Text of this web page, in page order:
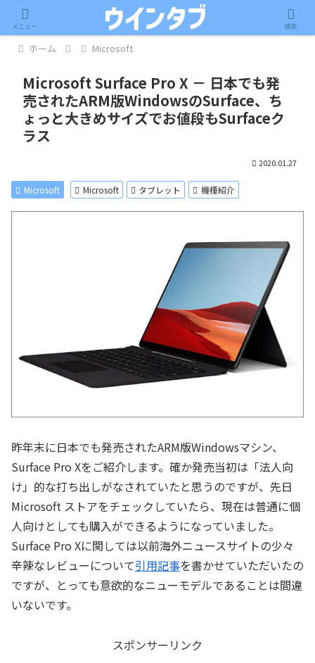
記事内に広告が含まれています。
ホーム Microsoft
Microsoft Surface Pro X － 日本でも発
売されたARM版WindowsのSurface、ち
ょっと大きめサイズでお値段もSurfaceク
ラス
2020.01.27
Microsoft Microsoft タブレット 機種紹介
昨年末に日本でも発売されたARM版Windowsマシン、
Surface Pro Xをご紹介します。確か発売当初は「法人向
け」的な打ち出しがなされていたと思うのですが、先日
Microsoft ストアをチェックしていたら、現在は普通に個
人向けとしても購入ができるようになっていました。
Surface Pro Xに関しては以前海外ニュースサイトの少々
辛辣なレビューについて引用記事を書かせていただいたの
ですが、とっても意欲的なニューモデルであることは間違
いないです。
スポンサーリンク
メニュー 検索